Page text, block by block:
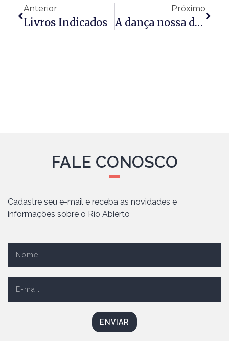
Anterior
Livros Indicados
Próximo
A dança nossa de cada dia nos dai, hoje!
FALE CONOSCO
Cadastre seu e-mail e receba as novidades e
informações sobre o Río Abierto
ENVIAR